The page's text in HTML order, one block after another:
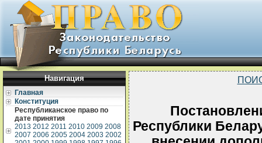
Навигация
Главная
Конституция
Республиканское право по
дате принятия
2013 2012 2011 2010 2009 2008
2007 2006 2005 2004 2003 2002
Республики